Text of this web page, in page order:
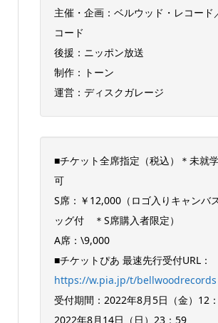
主催・企画：ベルウッド・レコード
コード
後援：ニッポン放送
制作：トーン
運営：ディスクガレージ
■チケット全席指定（税込）＊未就
可
S席：￥12,000（ロゴ入りキャンバ
ッグ付 ＊S席購入者限定）
A席：\9,000
■チケットぴあ 最速先行受付URL：
https://w.pia.jp/t/bellwoodrecords
受付期間：2022年8月5日（金）
2022年8月14日（日）23：59